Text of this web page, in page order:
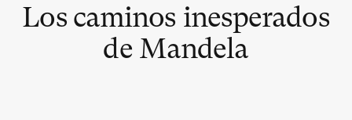
Los caminos inesperados
de Mandela